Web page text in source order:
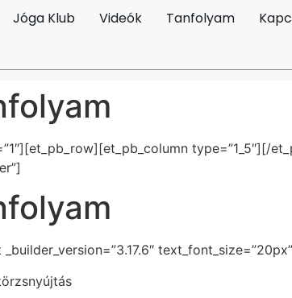
Jóga Klub Videók Tanfolyam
type=”1_5″][/